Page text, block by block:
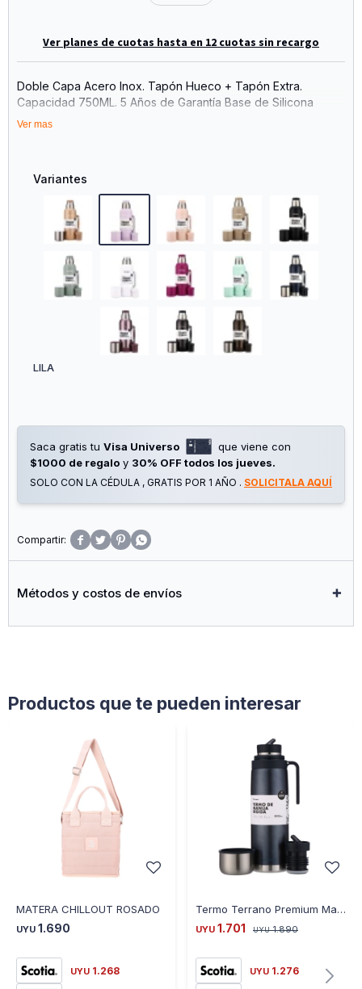
Ver planes de cuotas hasta en 12 cuotas sin recargo
Doble Capa Acero Inox. Tapón Hueco + Tapón Extra.
Capacidad 750ML. 5 Años de Garantía Base de Silicona
Antimpacto Manija con Agarre Mejorado Altura 27,5 cm
Ver mas
Variantes
LILA
Saca gratis tu Visa Universo
que viene con
$1000 de regalo y 30% OFF todos los jueves.
SOLO CON LA CÉDULA , GRATIS POR 1 AÑO . SOLICITALA AQUÍ
   
Métodos y costos de envíos
Productos que te pueden interesar
MATERA CHILLOUT ROSADO
UYU 1.690
UYU 1.268
Termo Terrano Premium Manija Rígida 1 Litro - AZUL-METALIZADO
UYU 1.701 UYU 1.890
UYU 1.276